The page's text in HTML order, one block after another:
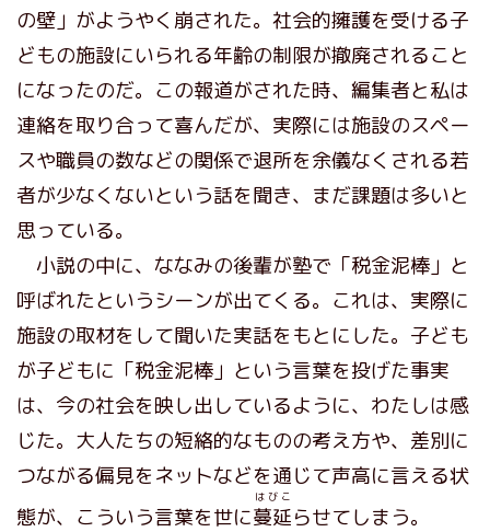
の壁」がようやく崩された。社会的擁護を受ける子
どもの施設にいられる年齢の制限が撤廃されること
になったのだ。この報道がされた時、編集者と私は
連絡を取り合って喜んだが、実際には施設のスペー
スや職員の数などの関係で退所を余儀なくされる若
者が少なくないという話を聞き、まだ課題は多いと
思っている。
小説の中に、ななみの後輩が塾で「税金泥棒」と
呼ばれたというシーンが出てくる。これは、実際に
施設の取材をして聞いた実話をもとにした。子ども
が子どもに「税金泥棒」という言葉を投げた事実
は、今の社会を映し出しているように、わたしは感
じた。大人たちの短絡的なものの考え方や、差別に
つながる偏見をネットなどを通じて声高に言える状
態が、こういう言葉を世に蔓延
はびこ
らせてしまう。